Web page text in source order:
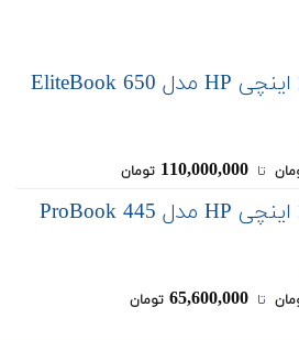
لپ تاپ 15 اینچی HP مدل EliteBook 650
‌ تا ‌ 110,000,000 تومان
لپ تاپ 14 اینچی HP مدل ProBook 445
‌ تا ‌ 65,600,000 تومان